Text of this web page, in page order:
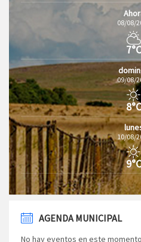
08/08/
7°C
09/08/
8°C
10/08/
9°C
AGENDA MUNICIPAL
No hay eventos en este momento